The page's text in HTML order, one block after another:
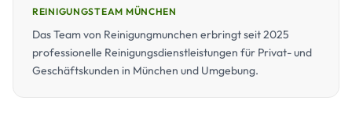
REINIGUNGSTEAM MÜNCHEN
Das Team von Reinigungmunchen erbringt seit 2025
professionelle Reinigungsdienstleistungen für Privat- und
Geschäftskunden in München und Umgebung.